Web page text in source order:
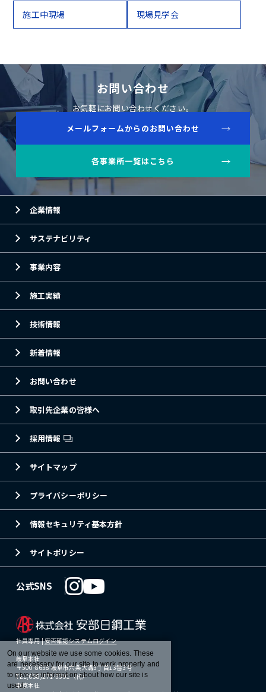
施工中現場 現場見学会
お問い合わせ
お気軽にお問い合わせください。
メールフォームからのお問い合わせ
各事業所一覧はこちら
企業情報
サステナビリティ
事業内容
施工実績
技術情報
新着情報
お問い合わせ
取引先企業の皆様へ
採用情報
サイトマップ
プライバシーポリシー
情報セキュリティ基本方針
サイトポリシー
公式SNS
社員専用 |安否確認システムログイン
岐阜本社
〒500-8638 岐阜市六条大溝3丁目13番3号
TEL(058)271-3391（代）
東京本社
On our website we use some cookies. These
are necessary for our site to work properly and
to give us information about how our site is
used.